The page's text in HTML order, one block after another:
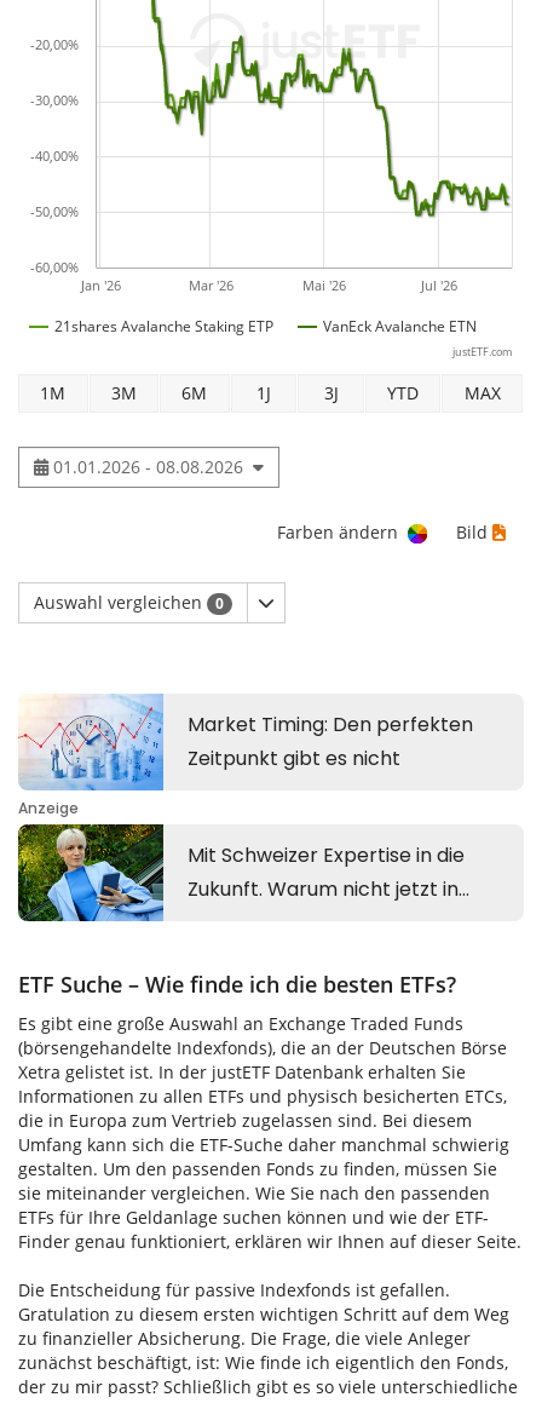
21shares Avalanche Staking ETP VanEck Avalanche ETN
Jan '26 Mar '26 Mai '26 Jul '26
-60,00%
-50,00%
-40,00%
-30,00%
-20,00%
justETF.com
1M 3M 6M 1J 3J YTD MAX
01.01.2026 - 08.08.2026
Farben ändern Bild
Auswahl vergleichen 0
ETF Suche – Wie finde ich die besten ETFs?
Es gibt eine große Auswahl an Exchange Traded Funds
(börsengehandelte Indexfonds), die an der Deutschen Börse
Xetra gelistet ist. In der justETF Datenbank erhalten Sie
Informationen zu allen ETFs und physisch besicherten ETCs,
die in Europa zum Vertrieb zugelassen sind. Bei diesem
Umfang kann sich die ETF-Suche daher manchmal schwierig
gestalten. Um den passenden Fonds zu finden, müssen Sie
sie miteinander vergleichen. Wie Sie nach den passenden
ETFs für Ihre Geldanlage suchen können und wie der ETF-
Finder genau funktioniert, erklären wir Ihnen auf dieser Seite.
Die Entscheidung für passive Indexfonds ist gefallen.
Gratulation zu diesem ersten wichtigen Schritt auf dem Weg
zu finanzieller Absicherung. Die Frage, die viele Anleger
zunächst beschäftigt, ist: Wie finde ich eigentlich den Fonds,
der zu mir passt? Schließlich gibt es so viele unterschiedliche